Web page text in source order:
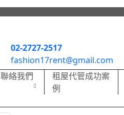
02-2727-2517
fashion17rent@gmail.com
聯絡我們
租屋代管成功案
例